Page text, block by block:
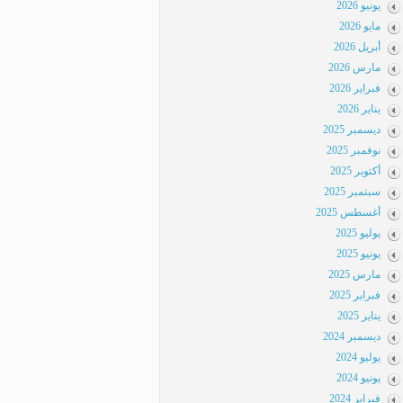
يونيو 2026
مايو 2026
أبريل 2026
مارس 2026
فبراير 2026
يناير 2026
ديسمبر 2025
نوفمبر 2025
أكتوبر 2025
سبتمبر 2025
أغسطس 2025
يوليو 2025
يونيو 2025
مارس 2025
فبراير 2025
يناير 2025
ديسمبر 2024
يوليو 2024
يونيو 2024
فبراير 2024